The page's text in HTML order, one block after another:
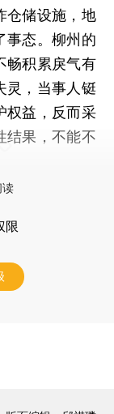
仓储设施，地
事态。柳州的
畅积累戾气有
灵，当事人铤
权益，反而采
结果，不能不
读
限